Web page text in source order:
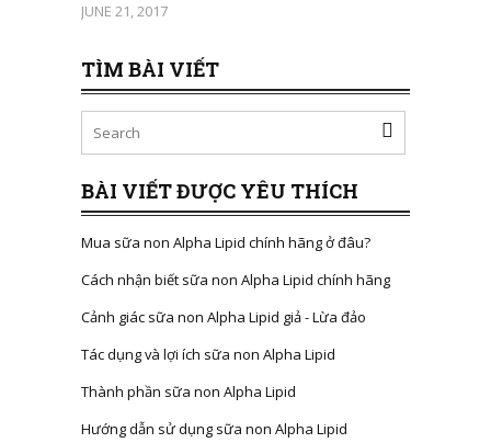
JUNE 21, 2017
TÌM BÀI VIẾT
BÀI VIẾT ĐƯỢC YÊU THÍCH
Mua sữa non Alpha Lipid chính hãng ở đâu?
Cách nhận biết sữa non Alpha Lipid chính hãng
Cảnh giác sữa non Alpha Lipid giả - Lừa đảo
Tác dụng và lợi ích sữa non Alpha Lipid
Thành phần sữa non Alpha Lipid
Hướng dẫn sử dụng sữa non Alpha Lipid